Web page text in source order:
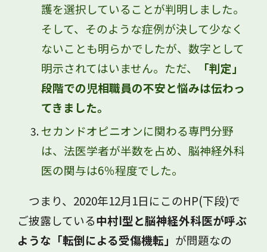
護を選択していることが判明しました。
そして、そのような症例が決して少なく
ないことも明らかでしたが、数字として
明示されてはいません。ただ、
「判定」
段階での児相職員の不安と悩みは伝わっ
てきました。
セカンドオピニオンに関わる専門分野
は、法医学者が半数を占め、脳神経外科
医の関与は6％程度でした。
つまり、2020年12月1日にこのHP(下段)で
ご披露している中村Ⅰ型と脳神経外科医が呼ぶ
ような「転倒による受傷機転」 が問題なの